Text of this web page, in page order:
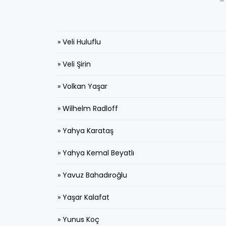
» Veli Huluflu
» Veli Şirin
» Volkan Yaşar
» Wilhelm Radloff
» Yahya Karataş
» Yahya Kemal Beyatlı
» Yavuz Bahadıroğlu
» Yaşar Kalafat
» Yunus Koç